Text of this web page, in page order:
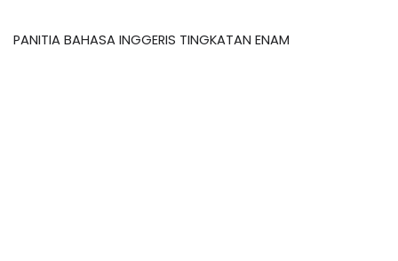
PANITIA BAHASA INGGERIS TINGKATAN ENAM